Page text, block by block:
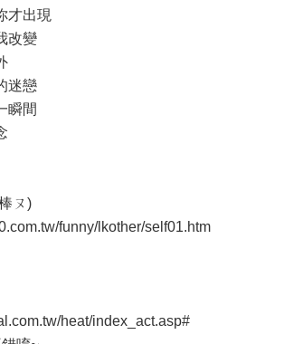
才出現
改變
迷戀
瞬間
ㄡ)
funny/lkother/self01.htm
heat/index_act.asp#